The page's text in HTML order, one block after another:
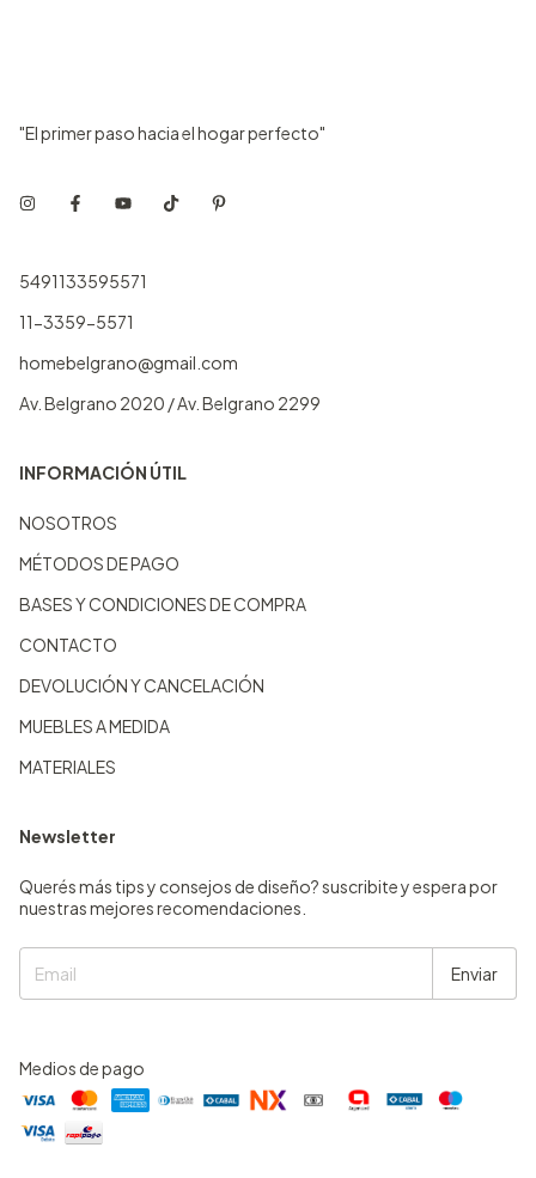
"El primer paso hacia el hogar perfecto"
5491133595571
11-3359-5571
homebelgrano@gmail.com
Av. Belgrano 2020 / Av. Belgrano 2299
INFORMACIÓN ÚTIL
NOSOTROS
MÉTODOS DE PAGO
BASES Y CONDICIONES DE COMPRA
CONTACTO
DEVOLUCIÓN Y CANCELACIÓN
MUEBLES A MEDIDA
MATERIALES
Newsletter
Querés más tips y consejos de diseño? suscribite y espera por
nuestras mejores recomendaciones.
Medios de pago